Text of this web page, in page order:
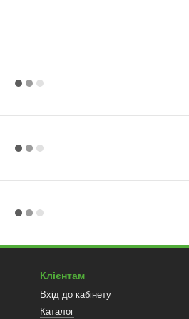
Клієнтам
Вхід до кабінету
Каталог